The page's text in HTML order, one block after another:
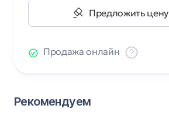
Предложить цену
Продажа онлайн
Рекомендуем